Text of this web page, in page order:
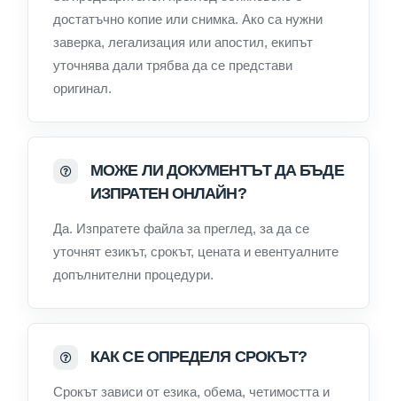
достатъчно копие или снимка. Ако са нужни
заверка, легализация или апостил, екипът
уточнява дали трябва да се представи
оригинал.
МОЖЕ ЛИ ДОКУМЕНТЪТ ДА БЪДЕ
ИЗПРАТЕН ОНЛАЙН?
Да. Изпратете файла за преглед, за да се
уточнят езикът, срокът, цената и евентуалните
допълнителни процедури.
КАК СЕ ОПРЕДЕЛЯ СРОКЪТ?
Срокът зависи от езика, обема, четимостта и